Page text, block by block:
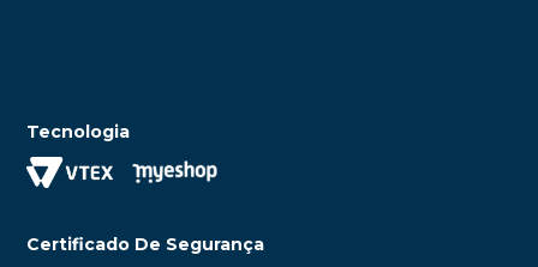
Tecnologia
Certificado De Segurança